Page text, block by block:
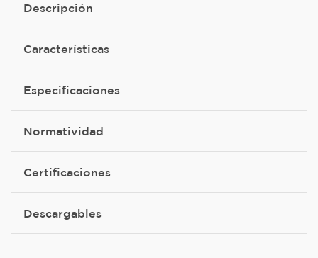
Descripción
Características
Especificaciones
Normatividad
Certificaciones
Descargables